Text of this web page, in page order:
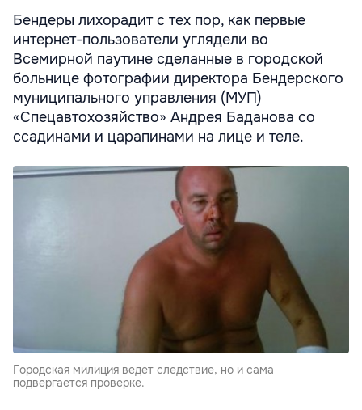
Бендеры лихорадит с тех пор, как первые
интернет-пользователи углядели во
Всемирной паутине сделанные в городской
больнице фотографии директора Бендерского
муниципального управления (МУП)
«Спецавтохозяйство» Андрея Баданова со
ссадинами и царапинами на лице и теле.
Городская милиция ведет следствие, но и сама
подвергается проверке.